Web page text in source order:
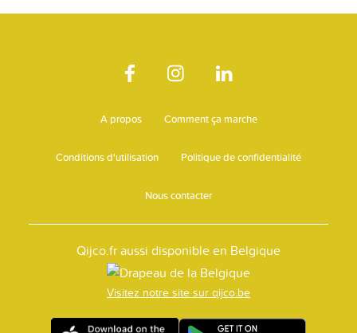
A propos Comment ça marche
Conditions d'utilisation Politique de confidentialité
Nous contacter
Qijco.fr aussi disponible en Belgique
Visitez notre site sur qijco.be